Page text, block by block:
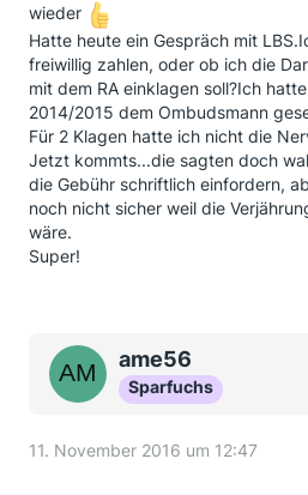
wieder
Hatte heute ein Gespräch mit
freiwillig zahlen, oder ob ich die
mit dem RA einklagen soll?Ich
2014/2015 dem Ombudsmann
Für 2 Klagen hatte ich nicht die
Jetzt kommts...die sagten doch
die Gebühr schriftlich einfordern,
noch nicht sicher weil die
wäre.
Super!
ame56
Sparfuchs
11. November 2016 um 12:47